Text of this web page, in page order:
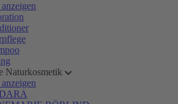
Naturkosmetik